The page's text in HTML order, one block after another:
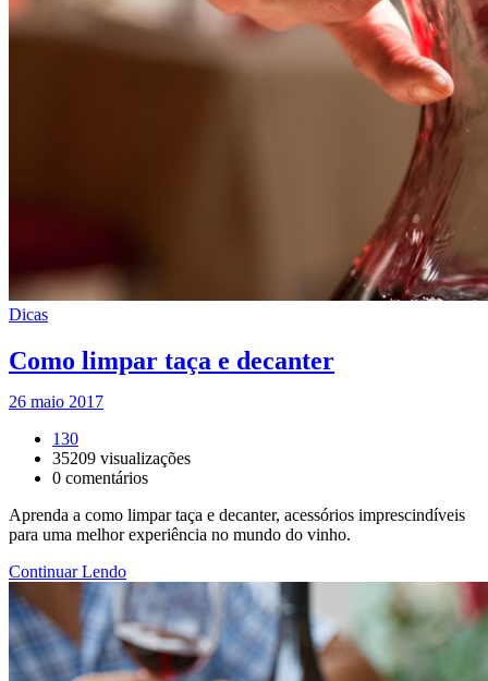
Dicas
Como limpar taça e decanter
26 maio 2017
130
35209 visualizações
0 comentários
Aprenda a como limpar taça e decanter, acessórios imprescindíveis
para uma melhor experiência no mundo do vinho.
Continuar Lendo